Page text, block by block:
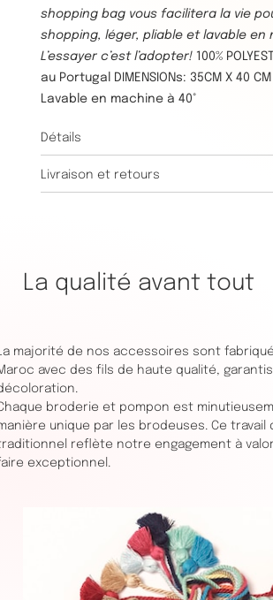
shopping bag vous facilitera la vie
shopping, léger, pliable et lavable en
L’essayer c’est l’adopter!100%
au Portugal DIMENSIONs: 35CM X 40 CM
Lavable en machine à 40°
Détails
Livraison et retours
La qualité avant tout
majorité de nos accessoires sont
avec des fils de haute qualité,
broderie et pompon est
unique par les brodeuses. Ce travail
reflète notre engagement à
exceptionnel.